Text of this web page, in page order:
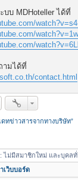
บบ MDHoteller ได้ที่
ามได้ที่
contact.html
ทข่าวสารจากทางบริษัท”
ไม่มีสมาชิกใหม่ และบุคลทั่
เว็บบอร์ด